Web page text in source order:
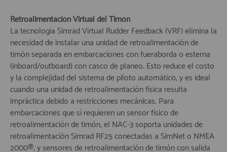
Retroalimentación Virtual del Timón
La tecnología Simrad Virtual Rudder Feedback (VRF) elimina la
necesidad de instalar una unidad de retroalimentación de
timón separada en embarcaciones con fueraborda o esterna
(inboard/outboard) con casco de planeo. Esto reduce el costo
y la complejidad del sistema de piloto automático, y es ideal
cuando una unidad de retroalimentación física resulta
impráctica debido a restricciones mecánicas. Para
embarcaciones que sí requieren un sensor físico de
retroalimentación de timón, el NAC-3 soporta unidades de
retroalimentación Simrad RF25 conectadas a SimNet o NMEA
2000®, y sensores de retroalimentación de timón con salida